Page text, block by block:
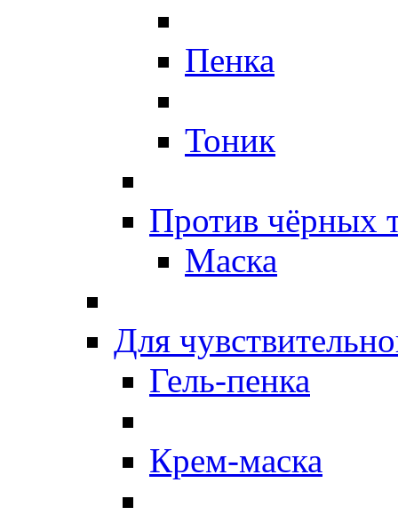
Пенка
Тоник
Против чёрных
Маска
Для
Гель-пенка
Крем-маска